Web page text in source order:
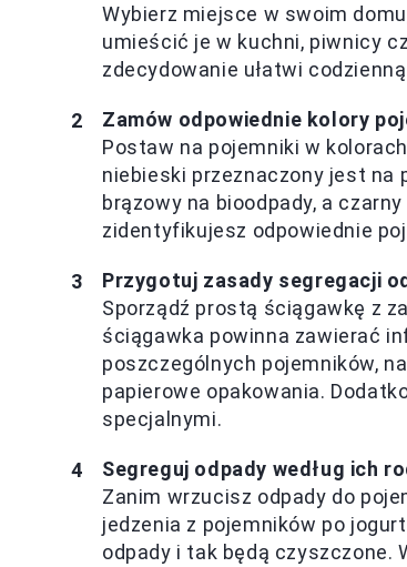
Wybierz miejsce w swoim
umieścić je w kuchni, piwnicy
zdecydowanie ułatwi
Zamów odpowiednie kolory
Postaw na pojemniki w
niebieski przeznaczony jest na
brązowy na bioodpady, a
zidentyfikujesz odpowiednie
Przygotuj zasady segregacji
Sporządź prostą ściągawkę z
ściągawka powinna zawierać
poszczególnych pojemników,
papierowe opakowania.
specjalnymi.
Segreguj odpady według ich
Zanim wrzucisz odpady do
jedzenia z pojemników po
odpady i tak będą czyszczone.